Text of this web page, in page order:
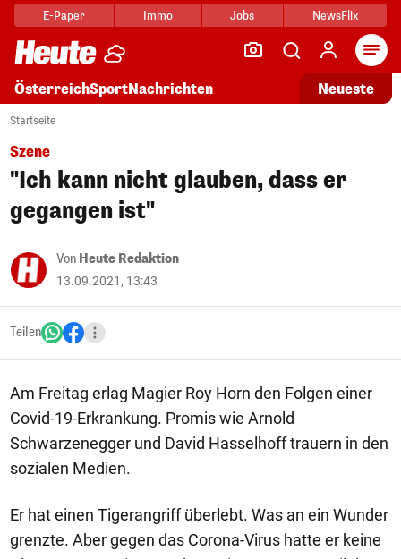
E-Paper Immo Jobs NewsFlix
ÖsterreichSportNachrichten Neueste
Startseite
Szene
"Ich kann nicht glauben, dass er
gegangen ist"
Von Heute Redaktion
13.09.2021, 13:43
Teilen
Am Freitag erlag Magier Roy Horn den Folgen einer
Covid-19-Erkrankung. Promis wie Arnold
Schwarzenegger und David Hasselhoff trauern in den
sozialen Medien.
Er hat einen Tigerangriff überlebt. Was an ein Wunder
grenzte. Aber gegen das Corona-Virus hatte er keine